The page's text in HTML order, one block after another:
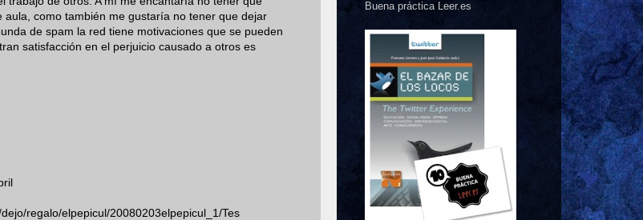
como también me gustaría no tener que dejar
de spam la red tiene motivaciones que se pueden
satisfacción en el perjuicio causado a otros es
regalo/elpepicul/20080203elpepicul_1/Tes
Buena práctica Leer.es